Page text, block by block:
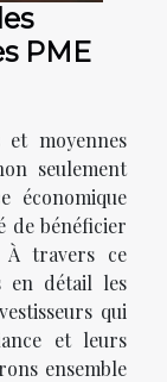
PME
et moyennes
seulement
économique
de bénéficier
À travers ce
en détail les
qui
et leurs
ensemble